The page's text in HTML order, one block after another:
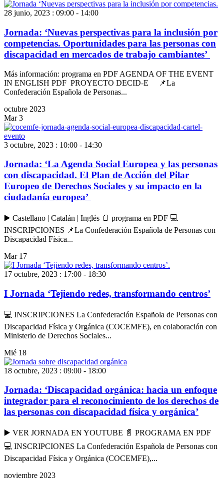
28 junio, 2023 : 09:00 - 14:00
Jornada: ‘Nuevas perspectivas para la inclusión por
competencias. Oportunidades para las personas con
discapacidad en mercados de trabajo cambiantes’
Más información: programa en PDF AGENDA OF THE EVENT
IN ENGLISH PDF PROYECTO DECID-E 📌La
Confederación Española de Personas...
octubre 2023
Mar3
3 octubre, 2023 : 10:00 - 14:30
Jornada: ‘La Agenda Social Europea y las personas
con discapacidad. El Plan de Acción del Pilar
Europeo de Derechos Sociales y su impacto en la
ciudadanía europea’
▶️ Castellano | Catalán | Inglés 📄 programa en PDF 💻
INSCRIPCIONES 📌La Confederación Española de Personas con
Discapacidad Física...
Mar 17
17 octubre, 2023 : 17:00 - 18:30
I Jornada ‘Tejiendo redes, transformando centros’
💻 INSCRIPCIONES La Confederación Española de Personas con
Discapacidad Física y Orgánica (COCEMFE), en colaboración con
Ministerio de Derechos Sociales...
Mié 18
18 octubre, 2023 : 09:00 - 18:00
Jornada: ‘Discapacidad orgánica: hacia un enfoque
integrador para el reconocimiento de los derechos de
las personas con discapacidad física y orgánica’
▶️ VER JORNADA EN YOUTUBE 📄 PROGRAMA EN PDF
💻 INSCRIPCIONES La Confederación Española de Personas con
Discapacidad Física y Orgánica (COCEMFE),...
noviembre 2023